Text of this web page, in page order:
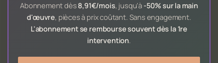
Abonnement dès 8,91€/mois, jusqu'à -50% sur la main
d'œuvre, pièces à prix coûtant. Sans engagement.
L'abonnement se rembourse souvent dès la 1re
intervention.